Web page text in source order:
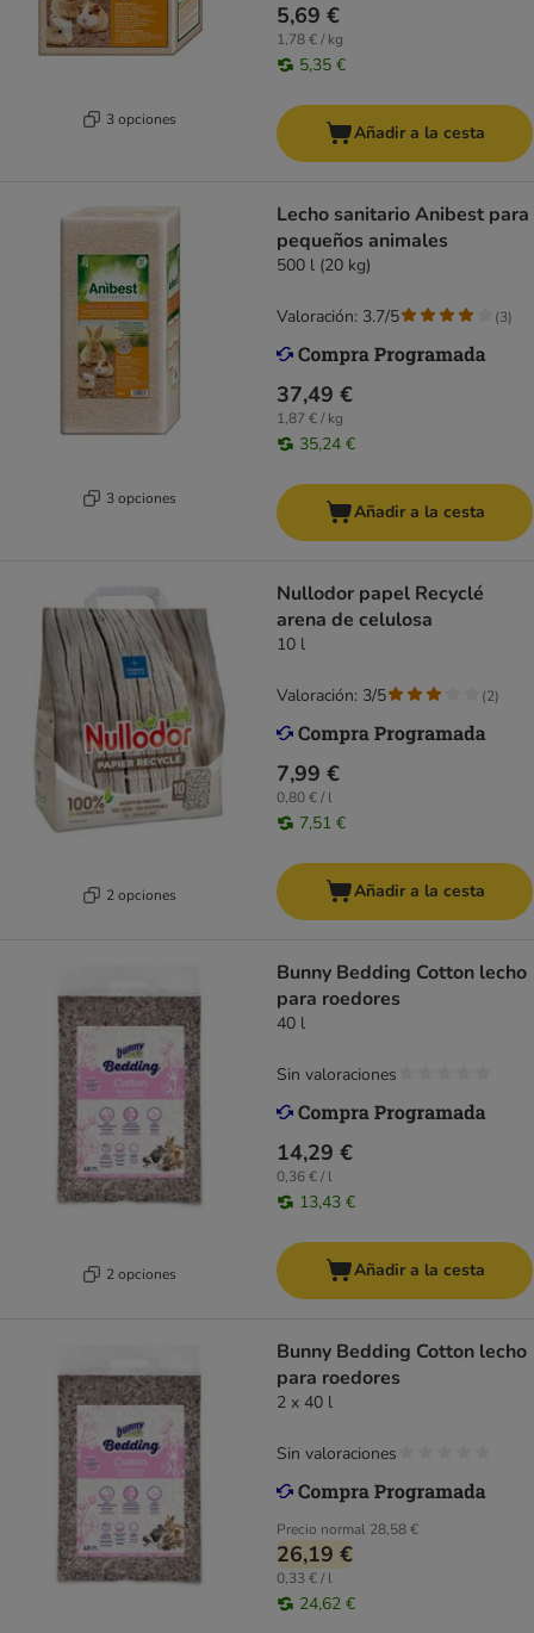
3 opciones
5,69 €
1,78 € / kg
5,35 €
Añadir a la cesta
3 opciones
Lecho sanitario Anibest para
pequeños animales
500 l (20 kg)
37,49 €
1,87 € / kg
35,24 €
Valoración: 3.7/5 (3)
Añadir a la cesta
2 opciones
Nullodor papel Recyclé
arena de celulosa
10 l
7,99 €
0,80 € / l
7,51 €
Valoración: 3/5 (2)
Añadir a la cesta
2 opciones
Bunny Bedding Cotton lecho
para roedores
40 l
14,29 €
0,36 € / l
13,43 €
Sin valoraciones
Añadir a la cesta
Bunny Bedding Cotton lecho
para roedores
2 x 40 l
Precio normal 28,58 €
26,19 €
0,33 € / l
24,62 €
Sin valoraciones